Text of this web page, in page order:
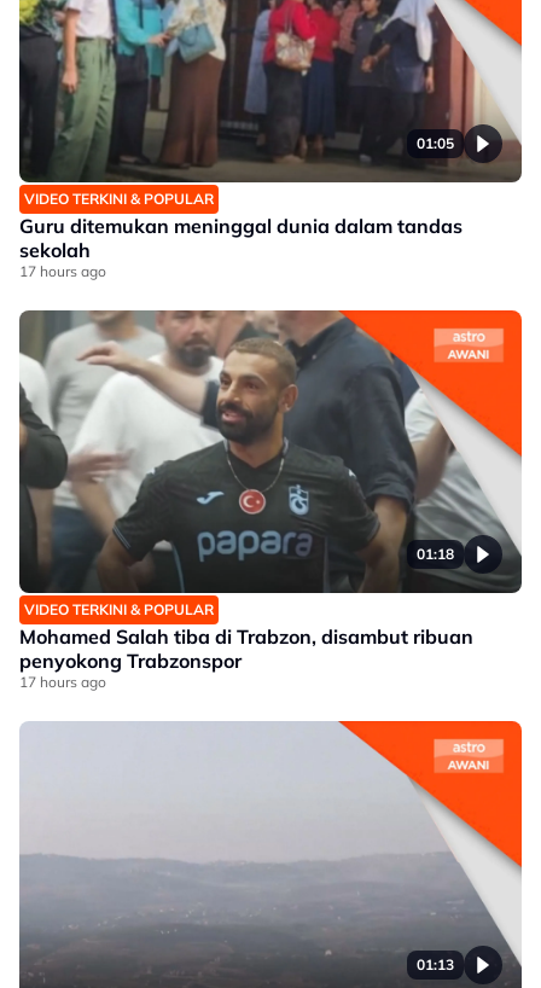
01:05
VIDEO TERKINI & POPULAR
Guru ditemukan meninggal dunia dalam tandas
sekolah
17 hours ago
01:18
VIDEO TERKINI & POPULAR
Mohamed Salah tiba di Trabzon, disambut ribuan
penyokong Trabzonspor
17 hours ago
01:13